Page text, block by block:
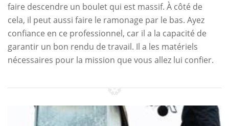
faire descendre un boulet qui est massif. À côté de
cela, il peut aussi faire le ramonage par le bas. Ayez
confiance en ce professionnel, car il a la capacité de
garantir un bon rendu de travail. Il a les matériels
nécessaires pour la mission que vous allez lui confier.